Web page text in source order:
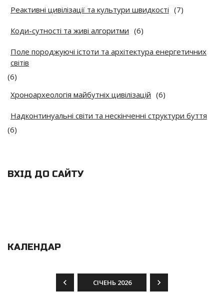
Реактивні цивілізації та культури швидкості (7)
Коди-сутності та живі алгоритми (6)
Поле породжуючі істоти та архітектура енергетичних
світів
(6)
Хроноархеологія майбутніх цивілізацій (6)
Надконтинуальні світи та нескінченні структури буття
(6)
ВХІД ДО САЙТУ
КАЛЕНДАР
СІЧЕНЬ 2026